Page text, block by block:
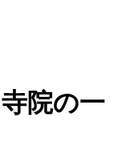
院の一